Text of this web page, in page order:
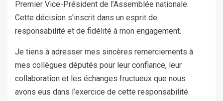
Premier Vice-Président de l’Assemblée nationale.
Cette décision s’inscrit dans un esprit de
responsabilité et de fidélité à mon engagement.
Je tiens à adresser mes sincères remerciements à
mes collègues députés pour leur confiance, leur
collaboration et les échanges fructueux que nous
avons eus dans l’exercice de cette responsabilité.